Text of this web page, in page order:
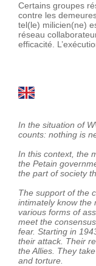
Certains groupes
contre les
tel(le) milicien(ne)
réseau
efficacité.
In the situation of
counts: nothing is
In this context, the
the Petain
the part of society
The support of the
intimately know the
various forms of
meet the
fear. Starting in
their attack. Their
the Allies. They
and torture.